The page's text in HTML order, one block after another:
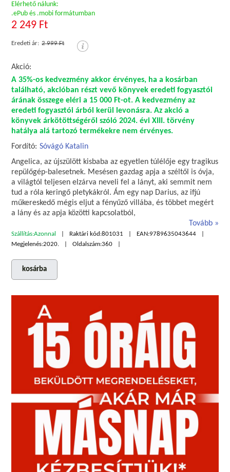
Elérhető nálunk:
.ePub és .mobi formátumban
2 249 Ft
Eredeti ár: 2 999 Ft
Akció:
A 35%-os kedvezmény akkor érvényes, ha a kosárban
található, akcióban részt vevő könyvek eredeti fogyasztói
árának összege eléri a 15 000 Ft-ot. A kedvezmény az
eredeti fogyasztói árból kerül levonásra. Az akció a
könyvek árkötöttségéről szóló 2024. évi XIII. törvény
hatálya alá tartozó termékekre nem érvényes.
Fordító: Sóvágó Katalin
Angelica, az újszülött kisbaba az egyetlen túlélője egy tragikus
repülőgép-balesetnek. Mesésen gazdag apja a széltől is óvja,
a világtól teljesen elzárva neveli fel a lányt, aki semmit nem
tud a róla keringő pletykákról. Ám egy nap Darius, az ifjú
műkereskedő mégis eljut a fényűző villába, és többet megért
a lány és az apja közötti kapcsolatból,
Tovább
Szállítás:Azonnal Raktári kód:801031 EAN:9789635043644
Megjelenés:2020. Oldalszám:360
kosárba